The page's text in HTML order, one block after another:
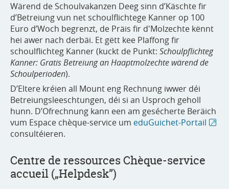
Wärend de Schoulvakanzen Deeg sinn d’Käschte fir
d’Betreiung vun net schoulflichtege Kanner op 100
Euro d’Woch begrenzt, de Präis fir d'Molzechte kënnt
hei awer nach derbäi. Et gëtt kee Plaffong fir
schoulflichteg Kanner (kuckt de Punkt: Schoulpflichteg
Kanner: Gratis Betreiung an Haaptmolzechte wärend de
Schoulperioden).
D’Eltere kréien all Mount eng Rechnung iwwer déi
Betreiungsleeschtungen, déi si an Usproch geholl
hunn. D’Ofrechnung kann een am gesécherte Beräich
vum Espace chèque-service um eduGuichet-Portail
consultéieren.
Centre de ressources Chèque-service
accueil („Helpdesk”)